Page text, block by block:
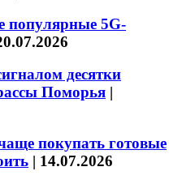
популярные 5G-
десятки
Поморья |
покупать готовые
| 14.07.2026